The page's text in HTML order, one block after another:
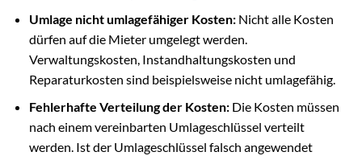
Umlage nicht umlagefähiger Kosten:Nicht alle Kosten
dürfen auf die Mieter umgelegt werden.
Verwaltungskosten, Instandhaltungskosten und
Reparaturkosten sind beispielsweise nicht umlagefähig.
Fehlerhafte Verteilung der Kosten:Die Kosten müssen
nach einem vereinbarten Umlageschlüssel verteilt
werden. Ist der Umlageschlüssel falsch angewendet